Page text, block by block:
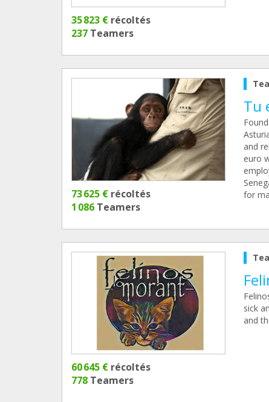
35 823 € récoltés
237 Teamers
73 625 € récoltés
1 086 Teamers
Tu
and
euro
for
60 645 € récoltés
778 Teamers
sick
and